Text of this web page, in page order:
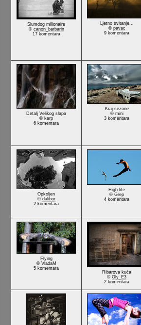
Slumdog milionaire
© canon_barbarin
17 komentara
Ljetno svitanje...
© pavac
9 komentara
Detalj Velikog slapa
© karp
6 komentara
Kraj sezone
© mini
3 komentara
Opkoljen
© dalibor
2 komentara
High life
© Grep
4 komentara
Flying
© VladaM
5 komentara
Ribarova kuća
© Oly_E3
2 komentara